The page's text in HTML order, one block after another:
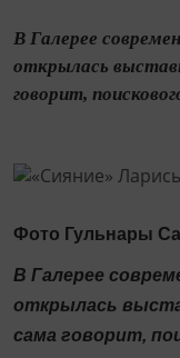
В Галерее
открылась
говорит,
Фото Гульнары
В Галерее
открылась
сама говорит,